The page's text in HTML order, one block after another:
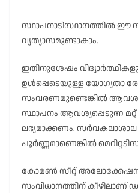
സ്ഥാപനാടിസ്ഥാനത്തിൽ ഈ
വ്യത്യാസമുണ്ടാകാം.
ഇതിനുശേഷം
ഉൾപ്പെടെയുള്ള യോഗ്യതാ
സംവരണമുണ്ടെങ്കിൽ
സ്ഥാപനം ആവശ്യപ്പെടുന്ന
ലഭ്യമാക്കണം.
പൂർണ്ണമാണെങ്കിൽ
കോമൺ സീറ്റ് അലോക്കേഷൻ
സംവിധാനത്തിന്